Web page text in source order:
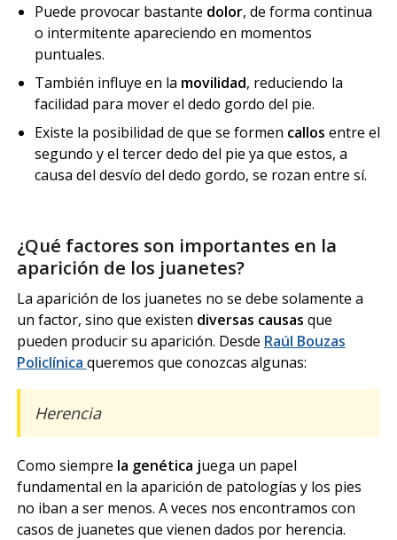
Puede provocar bastante dolor, de forma continua
o intermitente apareciendo en momentos
puntuales.
También influye en la movilidad, reduciendo la
facilidad para mover el dedo gordo del pie.
Existe la posibilidad de que se formen callos entre el
segundo y el tercer dedo del pie ya que estos, a
causa del desvío del dedo gordo, se rozan entre sí.
¿Qué factores son importantes en la
aparición de los juanetes?
La aparición de los juanetes no se debe solamente a
un factor, sino que existen diversas causas que
pueden producir su aparición. Desde Raúl Bouzas
Policlínica queremos que conozcas algunas:
Herencia
Como siempre la genética juega un papel
fundamental en la aparición de patologías y los pies
no iban a ser menos. A veces nos encontramos con
casos de juanetes que vienen dados por herencia.